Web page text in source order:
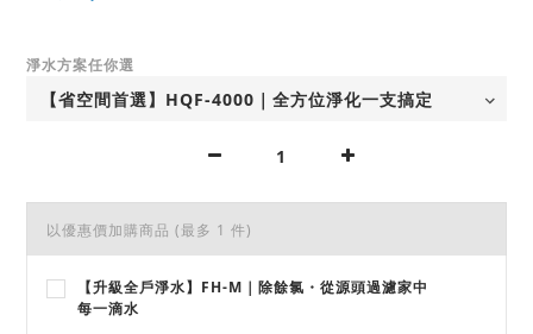
淨水方案任你選
以優惠價加購商品 (最多 1 件)
【升級全戶淨水】FH-M｜除餘氯・從源頭過濾家中
每一滴水